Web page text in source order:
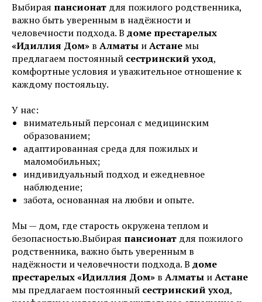
Выбирая пансионат для пожилого родственника,
важно быть уверенным в надёжности и
человечности подхода. В доме престарелых
«Идиллия Дом» в Алматы иАстане мы
предлагаем постоянный сестринский уход,
комфортные условия и уважительное отношение к
каждому постояльцу.
У нас:
внимательный персонал с медицинским
образованием;
адаптированная среда для пожилых и
маломобильных;
индивидуальный подход и ежедневное
наблюдение;
забота, основанная на любви и опыте.
Мы — дом, где старость окружена теплом и
безопасностью.Выбирая пансионат для пожилого
родственника, важно быть уверенным в
надёжности и человечности подхода. В доме
престарелых «Идиллия Дом» в Алматы иАстане
мы предлагаем постоянный сестринский уход,